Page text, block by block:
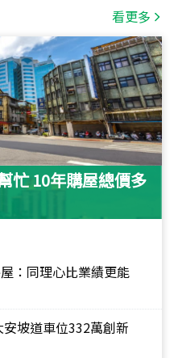
看更多
忙 10年購屋總價多
：同理心比業績更能
坡道車位332萬創新